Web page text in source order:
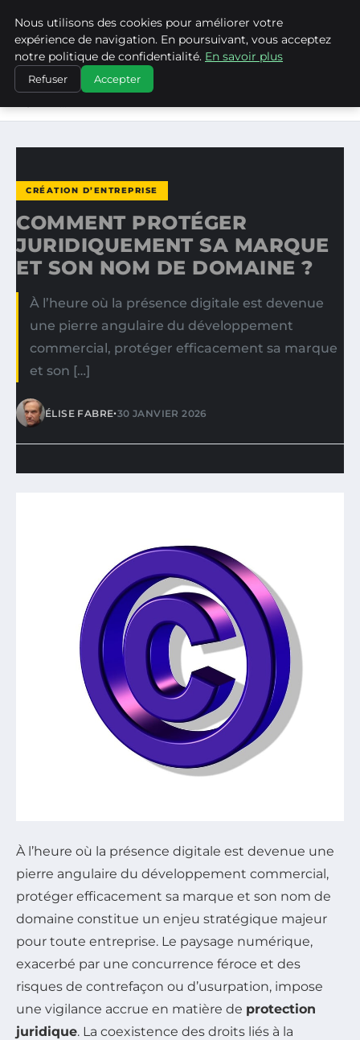
MEDIA EDGE
ACCUEIL
CRÉATION D’ENTREPRISE
COMMENT PROTÉGER JURIDIQUEMENT SA MARQUE ET SON
CRÉATION D’ENTREPRISE
COMMENT PROTÉGER
JURIDIQUEMENT SA MARQUE
ET SON NOM DE DOMAINE ?
À l’heure où la présence digitale est devenue
une pierre angulaire du développement
commercial, protéger efficacement sa marque
et son […]
ÉLISE FABRE•30 JANVIER 2026
À l’heure où la présence digitale est devenue une
pierre angulaire du développement commercial,
protéger efficacement sa marque et son nom de
domaine constitue un enjeu stratégique majeur
pour toute entreprise. Le paysage numérique,
exacerbé par une concurrence féroce et des
risques de contrefaçon ou d’usurpation, impose
une vigilance accrue en matière de protection
juridique. La coexistence des droits liés à la
Nous utilisons des cookies pour améliorer votre
expérience de navigation. En poursuivant, vous acceptez
notre politique de confidentialité. En savoir plus
Refuser Accepter